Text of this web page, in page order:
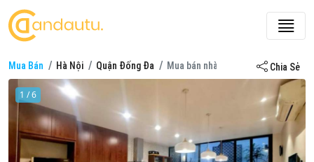
Mua Bán Hà Nội Quận Đống Đa Mua bán nhà riêng ở Quận Đống Đa
Chia Sẻ
1 / 6